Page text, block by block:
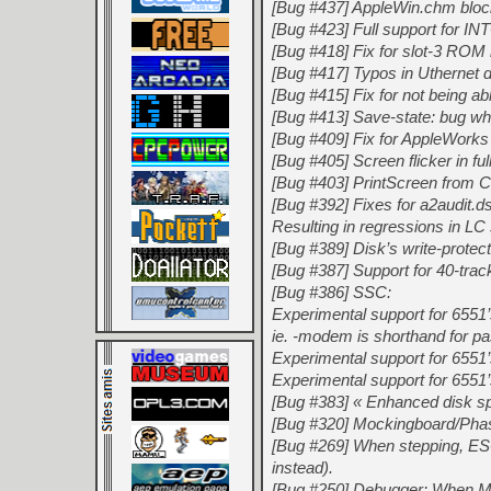
[Bug #437] AppleWin.chm
[Bug #423] Full support for
[Bug #418] Fix for slot-3
[Bug #417] Typos in Uthernet
[Bug #415] Fix for not being
[Bug #413] Save-state: bug
[Bug #409] Fix for
[Bug #405] Screen flicker in
[Bug #403] PrintScreen from
[Bug #392] Fixes for
Resulting in regressions in
[Bug #389] Disk’s write-
[Bug #387] Support for 40-
[Bug #386] SSC:
Experimental support for
ie. -modem is shorthand for
Experimental support for
Experimental support for
[Bug #383] « Enhanced disk
[Bug #320] Mockingboard/
[Bug #269] When stepping,
instead).